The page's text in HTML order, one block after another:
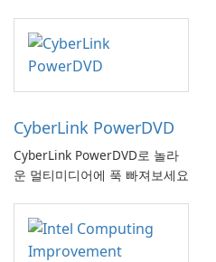
CyberLink PowerDVD
CyberLink PowerDVD로 놀라
운 멀티미디어에 푹 빠져보세요